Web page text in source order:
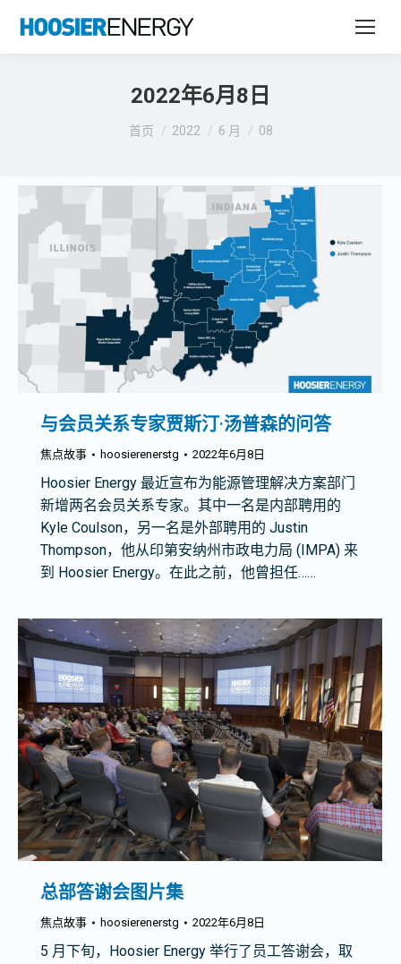
2022年6月8日
您在这里：
首页 2022 6 月 08
与会员关系专家贾斯汀·汤普森的问答
焦点故事 hoosierenerstg 2022年6月8日
Hoosier Energy 最近宣布为能源管理解决方案部门
新增两名会员关系专家。其中一名是内部聘用的
Kyle Coulson，另一名是外部聘用的 Justin
Thompson，他从印第安纳州市政电力局 (IMPA) 来
到 Hoosier Energy。在此之前，他曾担任……
总部答谢会图片集
焦点故事 hoosierenerstg 2022年6月8日
5 月下旬，Hoosier Energy 举行了员工答谢会，取